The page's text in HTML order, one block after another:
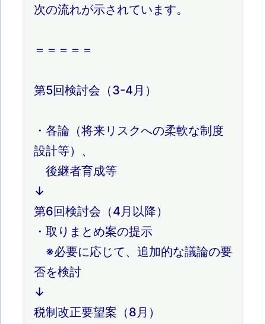
次の流れが示されています。
＝＝＝＝＝
第5回検討会（3-4月）
・各論（将来リスクへの柔軟な制度
設計等）、
後継者育成等
↓
第6回検討会（4月以降）
・取りまとめ案の提示
※必要に応じて、追加的な議論の要
否を検討
↓
税制改正要望案（8月）